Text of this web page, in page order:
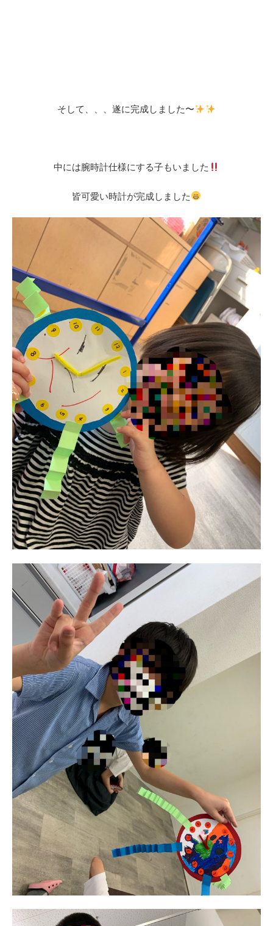
そして、、、遂に完成しました〜
中には腕時計仕様にする子もいました
皆可愛い時計が完成しました